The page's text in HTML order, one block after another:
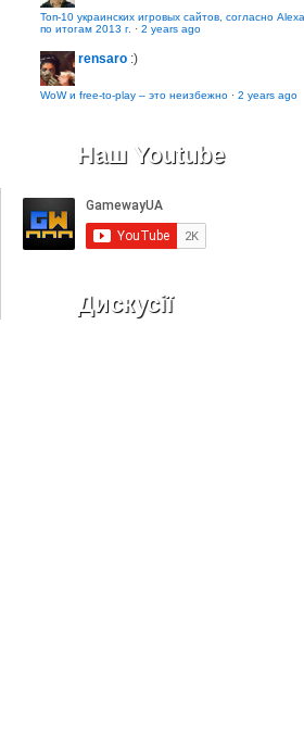
Топ-10 украинских игровых сайтов, согласно
по итогам 2013 г. · 2 years ago
rensaro :)
WoW и free-to-play – это неизбежно · 2 years ago
Наш Youtube
Дискусії